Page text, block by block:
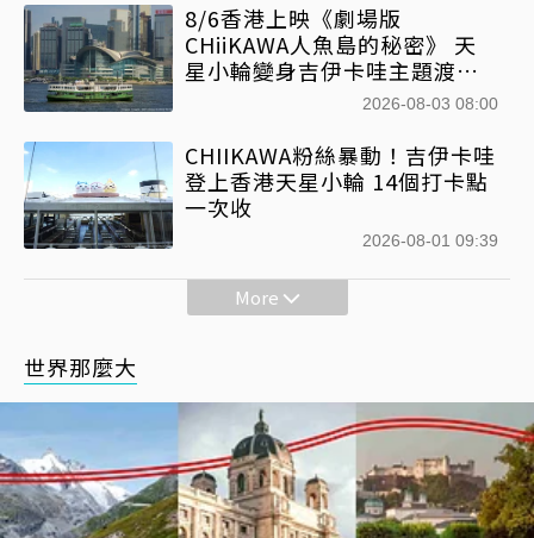
8/6香港上映《劇場版
CHiiKAWA人魚島的秘密》 天
星小輪變身吉伊卡哇主題渡輪
2026-08-03 08:00
CHIIKAWA粉絲暴動！吉伊卡哇
登上香港天星小輪 14個打卡點
一次收
2026-08-01 09:39
More
世界那麼大